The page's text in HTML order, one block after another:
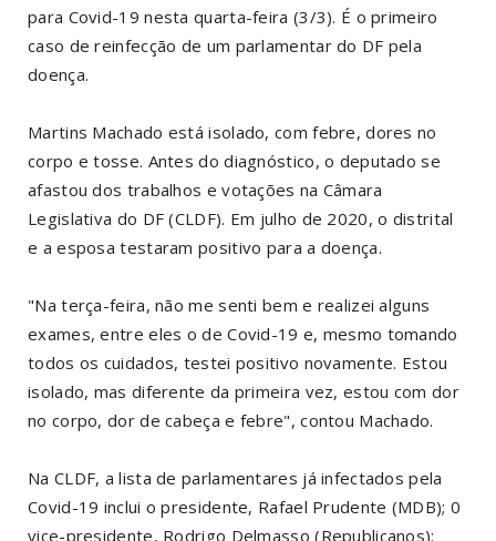
para Covid-19 nesta quarta-feira (3/3). É o primeiro
caso de reinfecção de um parlamentar do DF pela
doença.
Martins Machado está isolado, com febre, dores no
corpo e tosse. Antes do diagnóstico, o deputado se
afastou dos trabalhos e votações na Câmara
Legislativa do DF (CLDF). Em julho de 2020, o distrital
e a esposa testaram positivo para a doença.
"Na terça-feira, não me senti bem e realizei alguns
exames, entre eles o de Covid-19 e, mesmo tomando
todos os cuidados, testei positivo novamente. Estou
isolado, mas diferente da primeira vez, estou com dor
no corpo, dor de cabeça e febre", contou Machado.
Na CLDF, a lista de parlamentares já infectados pela
Covid-19 inclui o presidente, Rafael Prudente (MDB); 0
vice-presidente, Rodrigo Delmasso (Republicanos);